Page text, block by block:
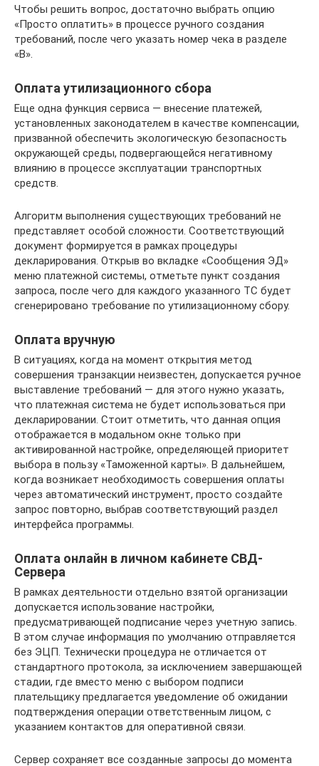
Чтобы решить вопрос, достаточно выбрать опцию
«Просто оплатить» в процессе ручного создания
требований, после чего указать номер чека в разделе
«В».
Оплата утилизационного сбора
Еще одна функция сервиса — внесение платежей,
установленных законодателем в качестве компенсации,
призванной обеспечить экологическую безопасность
окружающей среды, подвергающейся негативному
влиянию в процессе эксплуатации транспортных
средств.
Алгоритм выполнения существующих требований не
представляет особой сложности. Соответствующий
документ формируется в рамках процедуры
декларирования. Открыв во вкладке «Сообщения ЭД»
меню платежной системы, отметьте пункт создания
запроса, после чего для каждого указанного ТС будет
сгенерировано требование по утилизационному сбору.
Оплата вручную
В ситуациях, когда на момент открытия метод
совершения транзакции неизвестен, допускается ручное
выставление требований — для этого нужно указать,
что платежная система не будет использоваться при
декларировании. Стоит отметить, что данная опция
отображается в модальном окне только при
активированной настройке, определяющей приоритет
выбора в пользу «Таможенной карты». В дальнейшем,
когда возникает необходимость совершения оплаты
через автоматический инструмент, просто создайте
запрос повторно, выбрав соответствующий раздел
интерфейса программы.
Оплата онлайн в личном кабинете СВД-
Сервера
В рамках деятельности отдельно взятой организации
допускается использование настройки,
предусматривающей подписание через учетную запись.
В этом случае информация по умолчанию отправляется
без ЭЦП. Технически процедура не отличается от
стандартного протокола, за исключением завершающей
стадии, где вместо меню с выбором подписи
плательщику предлагается уведомление об ожидании
подтверждения операции ответственным лицом, с
указанием контактов для оперативной связи.
Сервер сохраняет все созданные запросы до момента